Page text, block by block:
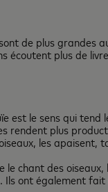
de plus
écoutent plus de
est le sens qui
rendent plus
les apaisent,
le chant des
ont également